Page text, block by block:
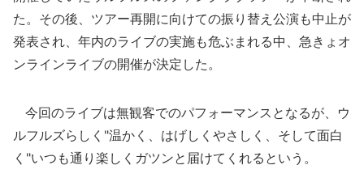
た。その後、ツアー再開に向けての振り替え公演も中止が
発表され、年内のライブの実施も危ぶまれる中、急きょオ
ンラインライブの開催が決定した。
今回のライブは無観客でのパフォーマンスとなるが、ウ
ルフルズらしく"温かく、はげしくやさしく、そして面白
く"いつも通り楽しくガツンと届けてくれるという。